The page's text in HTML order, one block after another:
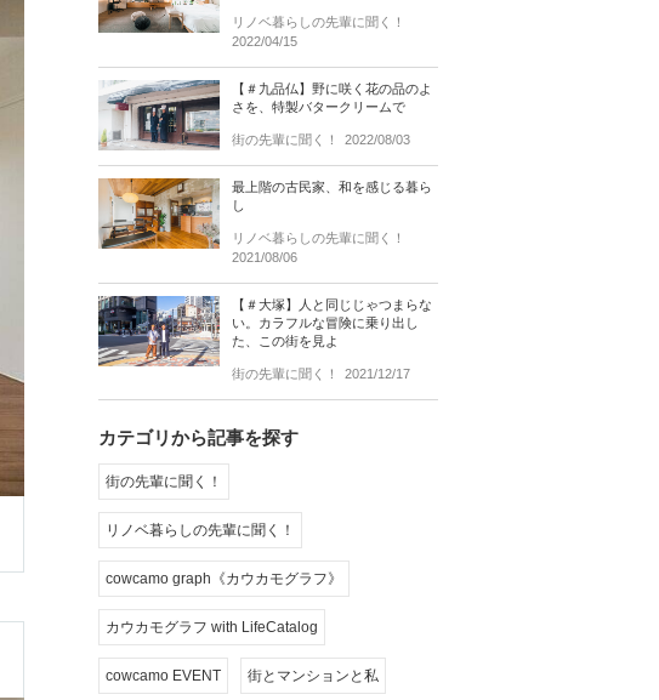
リノベ暮らしの先輩に聞く！
2022/04/15
【＃九品仏】野に咲く花の品のよ
さを、特製バタークリームで
街の先輩に聞く！ 2022/08/03
最上階の古民家、和を感じる暮ら
し
リノベ暮らしの先輩に聞く！
2021/08/06
【＃大塚】人と同じじゃつまらな
い。カラフルな冒険に乗り出し
た、この街を見よ
街の先輩に聞く！ 2021/12/17
カテゴリから記事を探す
街の先輩に聞く！
リノベ暮らしの先輩に聞く！
cowcamo graph《カウカモグラフ》
カウカモグラフ with LifeCatalog
cowcamo EVENT 街とマンションと私